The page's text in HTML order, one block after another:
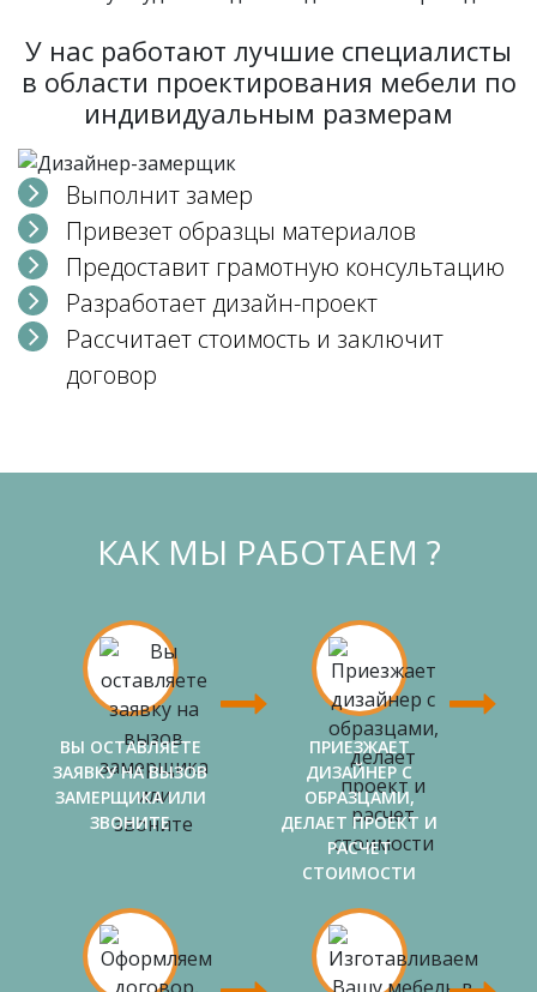
У нас работают лучшие специалисты
в области проектирования мебели по
индивидуальным размерам
Выполнит замер
Привезет образцы материалов
Предоставит грамотную консультацию
Разработает дизайн-проект
Рассчитает стоимость и заключит
договор
КАК МЫ РАБОТАЕМ ?
ВЫ ОСТАВЛЯЕТЕ
ЗАЯВКУ НА ВЫЗОВ
ЗАМЕРЩИКА ИЛИ
ЗВОНИТЕ
ПРИЕЗЖАЕТ
ДИЗАЙНЕР С
ОБРАЗЦАМИ,
ДЕЛАЕТ ПРОЕКТ И
РАСЧЕТ
СТОИМОСТИ